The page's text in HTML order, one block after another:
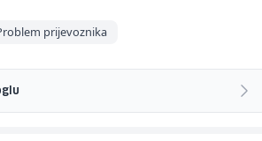
prijevoznika